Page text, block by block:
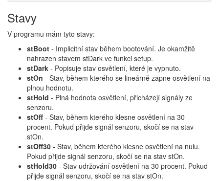
Stavy
V programu mám tyto stavy:
stBoot - Implicitní stav během bootování. Je okamžitě
nahrazen stavem stDark ve funkci setup.
stDark - Popisuje stav osvětlení, které je vypnuto.
stOn - Stav, během kterého se lineárně zapne osvětlení na
plnou hodnotu.
stHold - Plná hodnota osvětlení, přicházejí signály ze
senzoru.
stOff - Stav, během kterého klesne osvětlení na 30
procent. Pokud přijde signál senzoru, skočí se na stav
stOn.
stOff30 - Stav, během kterého klesne osvětlení na nulu.
Pokud přijde signál senzoru, skočí se na stav stOn.
stHold30 - Stav udržování osvětlení na 30 procent. Pokud
přijde signál senzoru, skočí se na stav stOn.